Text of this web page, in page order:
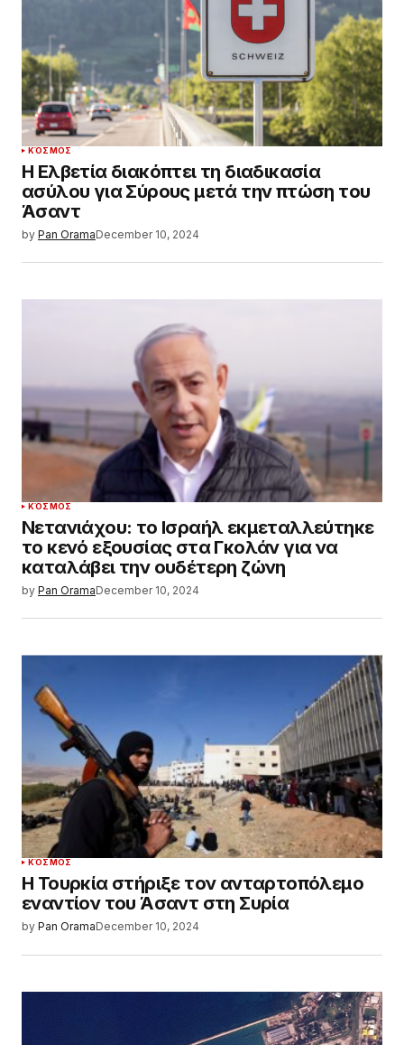
ΚΌΣΜΟΣ
Η Ελβετία διακόπτει τη διαδικασία
ασύλου για Σύρους μετά την πτώση του
Άσαντ
by Pan OramaDecember 10, 2024
ΚΌΣΜΟΣ
Νετανιάχου: το Ισραήλ εκμεταλλεύτηκε
το κενό εξουσίας στα Γκολάν για να
καταλάβει την ουδέτερη ζώνη
by Pan OramaDecember 10, 2024
ΚΌΣΜΟΣ
Η Τουρκία στήριξε τον ανταρτοπόλεμο
εναντίον του Άσαντ στη Συρία
by Pan OramaDecember 10, 2024